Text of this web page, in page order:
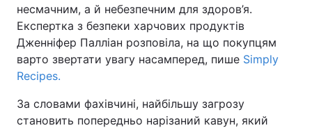
Економіка Світ
Спорт Наука
Техно і зв'язок
Зброя Інциденти
несмачним, а й небезпечним для здоров’я.
Експертка з безпеки харчових продуктів
Дженніфер Палліан розповіла, на що покупцям
варто звертати увагу насамперед, пише Simply
Recipes.
За словами фахівчині, найбільшу загрозу
становить попередньо нарізаний кавун, який